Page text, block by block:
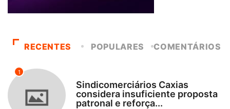
RECENTES POPULARES COMENTÁRIOS
1
Sindicomerciários Caxias
considera insuficiente proposta
patronal e reforça...